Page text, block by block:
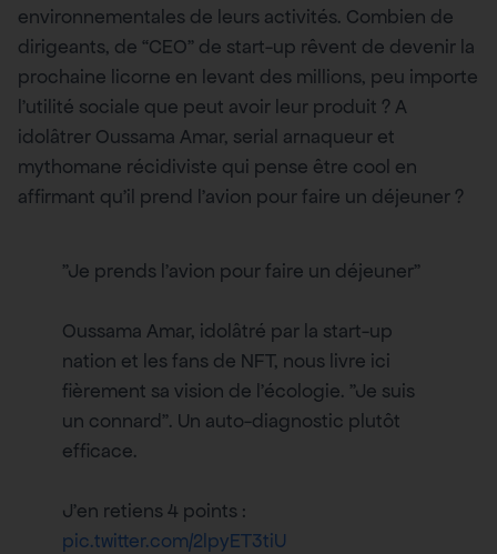
environnementales de leurs activités. Combien de
dirigeants, de “CEO” de start-up rêvent de devenir la
prochaine licorne en levant des millions, peu importe
l’utilité sociale que peut avoir leur produit ? A
idolâtrer Oussama Amar, serial arnaqueur et
mythomane récidiviste qui pense être cool en
affirmant qu’il prend l’avion pour faire un déjeuner ?
"Je prends l'avion pour faire un déjeuner"
Oussama Amar, idolâtré par la start-up
nation et les fans de NFT, nous livre ici
fièrement sa vision de l'écologie. "Je suis
un connard". Un auto-diagnostic plutôt
efficace.
J'en retiens 4 points :
pic.twitter.com/2lpyET3tiU